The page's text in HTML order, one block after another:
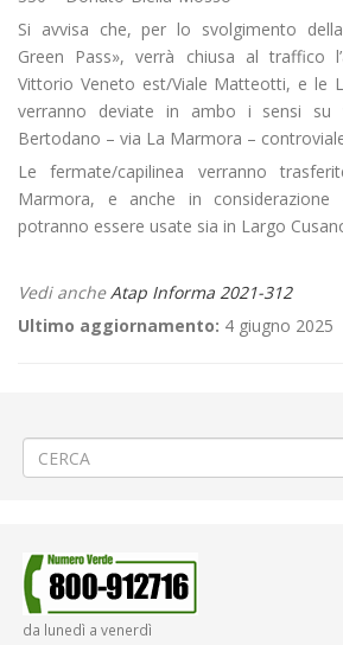
Si avvisa che, per lo svolgimento
Green Pass», verrà chiusa al traffico
Vittorio Veneto est/Viale Matteotti, e le
verranno deviate in ambo i sensi su
Bertodano – via La Marmora –
Le fermate/capilinea verranno
Marmora, e anche in
potranno essere usate sia in Largo
Vedi ancheAtap Informa 2021-312
Ultimo aggiornamento: 4 giugno 2025
da lunedì a venerdì